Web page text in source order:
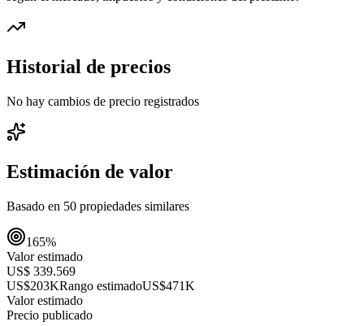
Historial de precios
No hay cambios de precio registrados
Estimación de valor
Basado en 50 propiedades similares
165%
Valor estimado
US$ 339.569
US$203KRango estimadoUS$471K
Valor estimado
Precio publicado